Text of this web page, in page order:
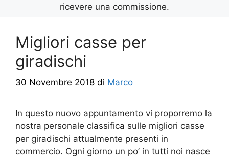
ricevere una commissione.
Migliori casse per
giradischi
30 Novembre 2018 di Marco
In questo nuovo appuntamento vi proporremo la
nostra personale classifica sulle migliori casse
per giradischi attualmente presenti in
commercio. Ogni giorno un po’ in tutti noi nasce